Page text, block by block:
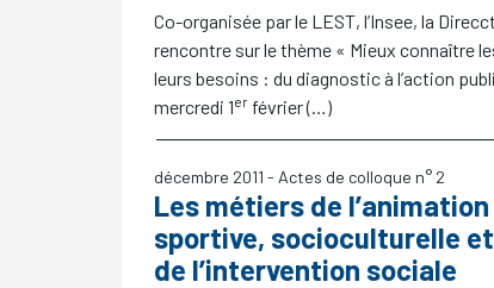
Co-organisée par le LEST, l’Insee, la
rencontre sur le thème « Mieux connaître
leurs besoins : du diagnostic à l’action
mercredi 1er février (…)
décembre 2011 - Actes de colloque n° 2
Les métiers de l’animation
sportive, socioculturelle et
de l’intervention sociale